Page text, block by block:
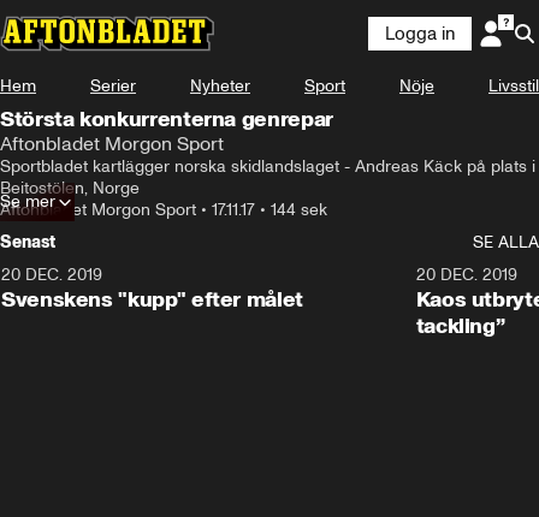
Logga in
Hem Serier Nyheter Sport Nöje Livsstil
Största konkurrenterna genrepar
Aftonbladet Morgon Sport
Sportbladet kartlägger norska skidlandslaget - Andreas Käck på plats i
Beitostölen, Norge
Aftonbladet Morgon Sport • 17.11.17 • 144 sek
Se mer
Senast
SE ALLA
20 DEC. 2019
Svenskens "kupp" efter målet
20 DEC. 2019
Kaos
tackling”